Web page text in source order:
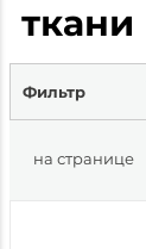
ткани
Фильтр
на странице